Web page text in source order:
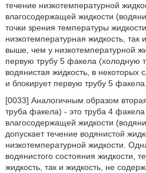
течение низкотемпературной
влагосодержащей жидкости
точки зрения температуры
низкотемпературная жидкость, так
выше, чем у низкотемпературной
первую трубу 5 факела (холодную
водянистая жидкость, в некоторых
и блокирует первую трубу 5 факела.
[0033] Аналогичным образом
труба факела) - это труба 4
влагосодержащей жидкости
допускает течение водянистой
низкотемпературной жидкости.
водянистого состояния жидкости,
жидкость, так и жидкость, не